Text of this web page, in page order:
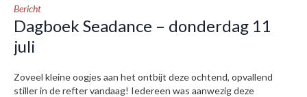
Bericht
Dagboek Seadance – donderdag 11
juli
Zoveel kleine oogjes aan het ontbijt deze ochtend, opvallend
stiller in de refter vandaag! Iedereen was aanwezig deze